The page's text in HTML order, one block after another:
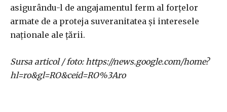
asigurându-l de angajamentul ferm al forțelor
armate de a proteja suveranitatea și interesele
naționale ale țării.
Sursa articol / foto: https://news.google.com/home?
hl=ro&gl=RO&ceid=RO%3Aro